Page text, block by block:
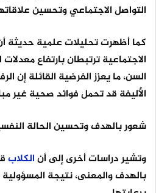
التواصل الاجتماعي وتحسين
كما أظهرت تحليلات علمية حديثة
الاجتماعية ترتبطان بارتفاع معدلات
السن، ما يعزز الفرضية القائلة إن
الأليفة قد تحمل فوائد صحية غير
شعور بالهدف وتحسين الحالة
وتشير دراسات أخرى إلى أنالكلاب
بالهدف والمعنى، نتيجة المسؤولية